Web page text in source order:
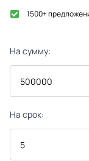
1500+
На сумму:
На срок: